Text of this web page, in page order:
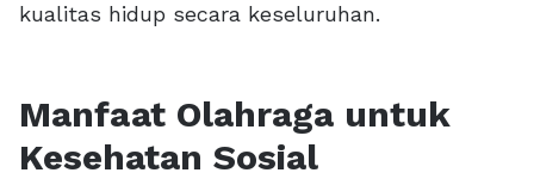
kualitas hidup secara keseluruhan.
Manfaat Olahraga untuk
Kesehatan Sosial